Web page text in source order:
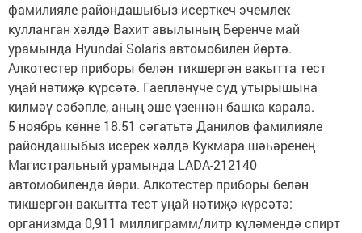
фамилияле райондашыбыз исерткеч эчемлек
кулланган хәлдә Вахит авылының Беренче май
урамында Hyundai Solaris автомобилен йөртә.
Алкотестер приборы белән тикшергән вакытта тест
уңай нәтиҗә күрсәтә. Гаепләнүче суд утырышына
килмәү сәбәпле, аның эше үзеннән башка карала.
5 ноябрь көнне 18.51 сәгатьтә Данилов фамилияле
райондашыбыз исерек хәлдә Кукмара шәһәренең
Магистральный урамында LADA-212140
автомобилендә йөри. Алкотестер приборы белән
тикшергән вакытта тест уңай нәтиҗә күрсәтә:
организмда 0,911 миллиграмм/литр күләмендә спирт